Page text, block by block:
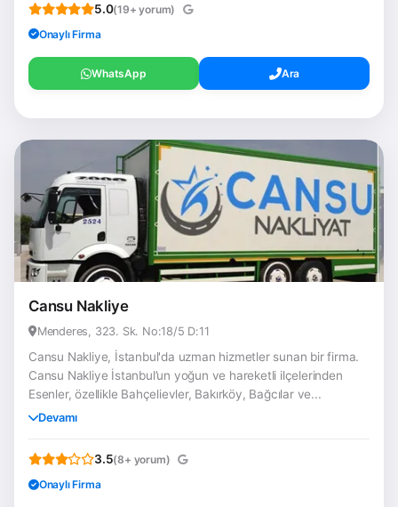
5.0(19+ yorum)
Onaylı Firma
WhatsApp Ara
Cansu Nakliye
Menderes, 323. Sk. No:18/5 D:11
Cansu Nakliye, İstanbul'da uzman hizmetler sunan bir firma.
Cansu Nakliye İstanbul’un yoğun ve hareketli ilçelerinden
Esenler, özellikle Bahçelievler, Bakırköy, Bağcılar ve...
Devamı
3.5(8+ yorum)
Onaylı Firma